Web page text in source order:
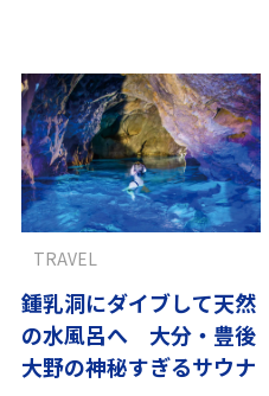
鍾乳洞にダイブして天然
の水風呂へ 大分・豊後
大野の神秘すぎるサウナ
TRAVEL